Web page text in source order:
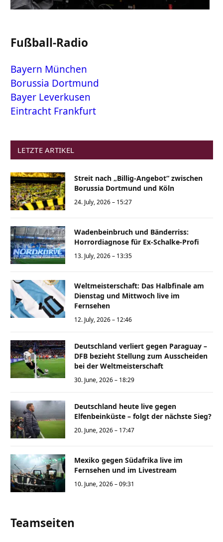
Fußball-Radio
Bayern München
Borussia Dortmund
Bayer Leverkusen
Eintracht Frankfurt
LETZTE ARTIKEL
Streit nach „Billig-Angebot“ zwischen
Borussia Dortmund und Köln
24. July, 2026 – 15:27
Wadenbeinbruch und Bänderriss:
Horrordiagnose für Ex-Schalke-Profi
13. July, 2026 – 13:35
Weltmeisterschaft: Das Halbfinale am
Dienstag und Mittwoch live im
Fernsehen
12. July, 2026 – 12:46
Deutschland verliert gegen Paraguay –
DFB bezieht Stellung zum Ausscheiden
bei der Weltmeisterschaft
30. June, 2026 – 18:29
Deutschland heute live gegen
Elfenbeinküste – folgt der nächste Sieg?
20. June, 2026 – 17:47
Mexiko gegen Südafrika live im
Fernsehen und im Livestream
10. June, 2026 – 09:31
Teamseiten